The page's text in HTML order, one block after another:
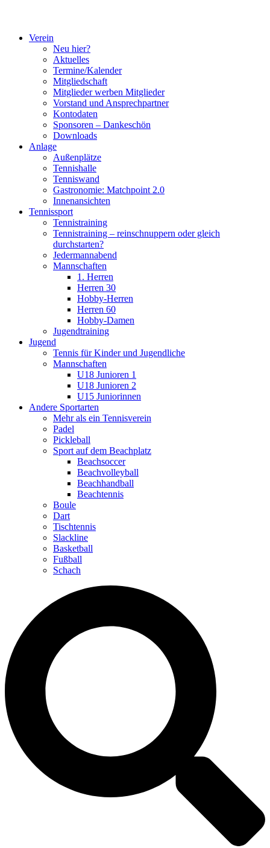
Verein
Neu hier?
Aktuelles
Termine/Kalender
Mitgliedschaft
Mitglieder werben Mitglieder
Vorstand und Ansprechpartner
Kontodaten
Sponsoren – Dankeschön
Downloads
Anlage
Außenplätze
Tennishalle
Tenniswand
Gastronomie: Matchpoint 2.0
Innenansichten
Tennissport
Tennistraining
Tennistraining – reinschnuppern oder gleich
durchstarten?
Jedermannabend
Mannschaften
1. Herren
Herren 30
Hobby-Herren
Herren 60
Hobby-Damen
Jugendtraining
Jugend
Tennis für Kinder und Jugendliche
Mannschaften
U18 Junioren 1
U18 Junioren 2
U15 Juniorinnen
Andere Sportarten
Mehr als ein Tennisverein
Padel
Pickleball
Sport auf dem Beachplatz
Beachsoccer
Beachvolleyball
Beachhandball
Beachtennis
Boule
Dart
Tischtennis
Slackline
Basketball
Fußball
Schach